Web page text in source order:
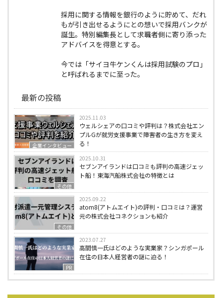
採用に関する情報を銀行のように貯めて、だれ
もが引き出せるようにとの想いで採用バンクが
誕生。特別編集長として求職者側に寄り添った
アドバイスを得意とする。
今では「サイヨ牛ケンくんは採用試験のプロ」
と呼ばれるまでに至った。
最新の投稿
企業インタビュー
2025.11.03
ウェルシェアの口コミや評判は？株式会社エン
プルGが就労支援事業で障害者の生き方を変え
る！
その他
2025.10.31
セブンアイランドは口コミも評判の高速ジェッ
ト船！東海汽船株式会社の特徴とは
その他
2025.09.22
atom8(アトムエイト)の評判・口コミは？運営
元の株式会社コネクションも紹介
PR
2023.07.27
高間慎一氏はどのような実業家？シンガポール
在住の日本人経営者の謎に迫る！